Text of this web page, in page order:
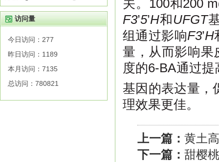
访问量
今日访问： 277
昨日访问： 1189
本月访问： 7135
总访问： 780821
关。100和200
F3’5’H和UFGT
组通过影响F3’H
量，从而影响果
度的6-BA通过
基因的表达量，
理效果更佳。
上一篇： 黄土
下一篇： 甜樱